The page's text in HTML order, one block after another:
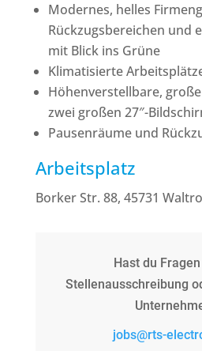
Modernes, helles
Rückzugsbereichen und
mit Blick ins Grüne
Klimatisierte
Höhenverstellbare,
zwei großen 27″-
Pausenräume und
Arbeitsplatz
Borker Str. 88, 45731
Hast du
Stellenausschreibung
jobs@rts-